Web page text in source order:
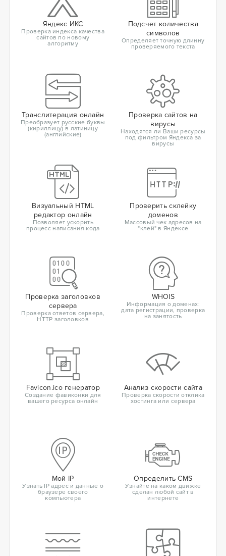
Яндекс ИКС
Проверка индекса качества
сайтов по новому
алгоритму
Подсчет количества
символов
Определяет точную длинну
проверяемого текста
Транслитерация онлайн
Преобразует русские буквы
(кириллицу) в латиницу
(английские)
Проверка сайтов на
вирусы
Находятся ли Ваши ресурсы
под фильтром Яндекса за
вирусы
Визуальный HTML
редактор онлайн
Позволяет ускорить
процесс написания кода
Проверить склейку
доменов
Массовый чек адресов на
"клей" в Яндексе
Проверка заголовков
сервера
Проверка ответов сервера,
HTTP заголовков
WHOIS
Информация о доменах:
дата регистрации, проверка
на занятость
Favicon.ico генератор
Создание фавиконки для
вашего ресурса онлайн
Анализ скорости сайта
Проверка скорости отклика
хостинга или сервера
Мой IP
Узнать IP адрес и данные о
браузере своего
компьютера
Определить CMS
Узнайте на каком движке
сделан любой сайт в
интернете